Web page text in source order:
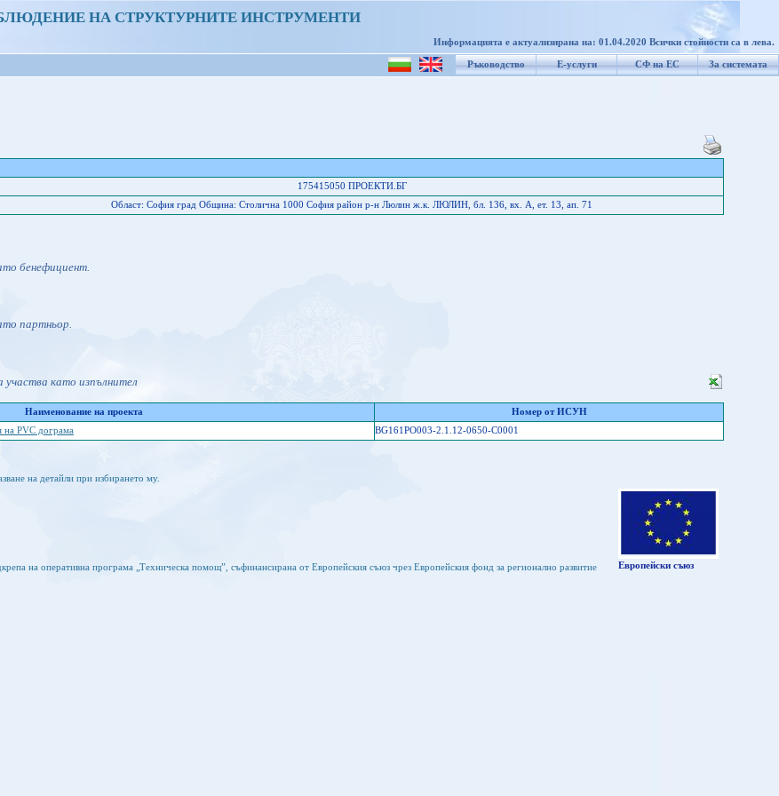
НА СТРУКТУРНИТЕ ИНСТРУМЕНТИ
Информацията е актуализирана на: 01.04.2020 Всички стойности са в лева.
Ръководство Е-услуги СФ на ЕС За системата
175415050 ПРОЕКТИ.БГ
Област: София град Oбщина: Столична 1000 София район р-н Люлин ж.к. ЛЮЛИН, бл. 136, вх. А, ет. 13, ап. 71
бенефициент.
партньор.
участва като изпълнител
Наименование на проекта
Номер от ИСУН
на PVC дограма
BG161PO003-2.1.12-0650-C0001
на детайли при избирането му.
на оперативна програма „Техническа помощ”, съфинансирана от Европейския съюз чрез Европейския фонд за регионално развитие Европейски съюз